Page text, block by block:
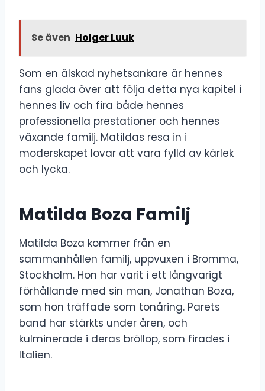
Se även Holger Luuk
Som en älskad nyhetsankare är hennes
fans glada över att följa detta nya kapitel i
hennes liv och fira både hennes
professionella prestationer och hennes
växande familj. Matildas resa in i
moderskapet lovar att vara fylld av kärlek
och lycka.
Matilda Boza Familj
Matilda Boza kommer från en
sammanhållen familj, uppvuxen i Bromma,
Stockholm. Hon har varit i ett långvarigt
förhållande med sin man, Jonathan Boza,
som hon träffade som tonåring. Parets
band har stärkts under åren, och
kulminerade i deras bröllop, som firades i
Italien.